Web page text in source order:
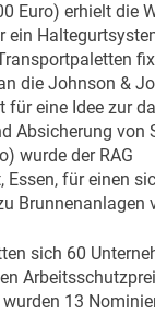
Euro) erhielt die
ein
die Johnson &
für eine Idee zur
Absicherung von
wurde der RAG
für einen
Brunnenanlagen
sich 60
13